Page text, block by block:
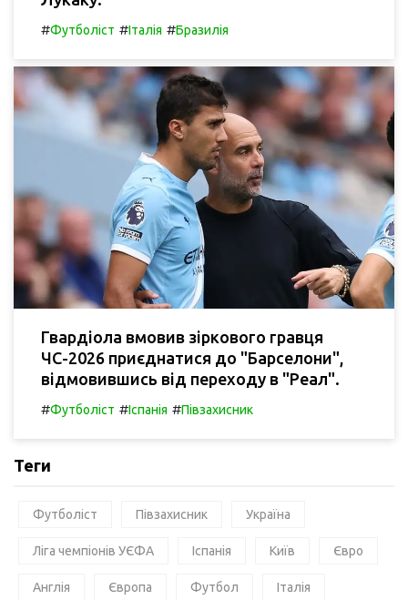
#Футболіст #Італія #Бразилія
Гвардіола вмовив зіркового гравця
ЧС-2026 приєднатися до "Барселони",
відмовившись від переходу в "Реал".
#Футболіст #Іспанія #Півзахисник
Теги
Футболіст Півзахисник Україна
Ліга чемпіонів УЄФА Іспанія Київ Євро
Англія Європа Футбол Італія